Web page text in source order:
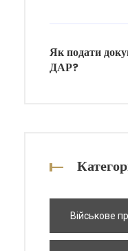
Як подати
ДАР?
Військове